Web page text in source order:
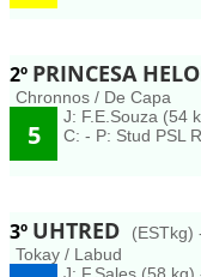
2º PRINCESA
Chronnos / De Capa
5
J: F.E.Souza (54
C: - P: Stud PSL
3º UHTRED
(ESTkg)
Tokay / Labud